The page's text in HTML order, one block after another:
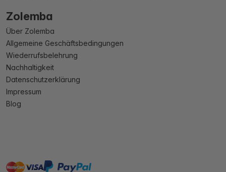
Zolemba
Über Zolemba
Allgemeine Geschäftsbedingungen
Wiederrufsbelehrung
Nachhaltigkeit
Datenschutzerklärung
Impressum
Blog
mastervisa paypal